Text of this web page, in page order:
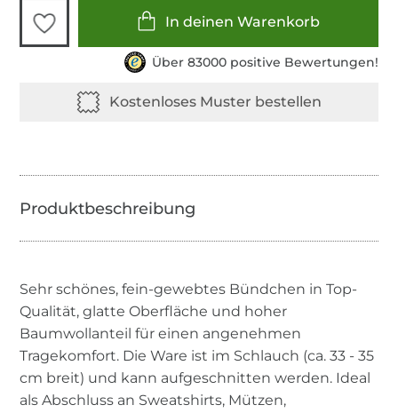
In deinen Warenkorb
Über 83000 positive Bewertungen!
Sehr schönes, fein-gewebtes Bündchen in Top-
Qualität, glatte Oberfläche und hoher
Baumwollanteil für einen angenehmen
Tragekomfort. Die Ware ist im Schlauch (ca. 33 - 35
cm breit) und kann aufgeschnitten werden. Ideal
als Abschluss an Sweatshirts, Mützen,